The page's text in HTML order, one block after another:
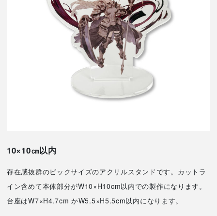
10×10㎝以内
存在感抜群のビックサイズのアクリルスタンドです。カットラ
イン含めて本体部分がW10×H10cm以内での製作になります。
台座はW7×H4.7cm かW5.5×H5.5cm以内になります。